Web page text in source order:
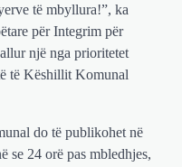
të mbyllura!”, ka
për Integrim për
një nga prioritetet
të Këshillit Komunal
do të publikohet në
se 24 orë pas mbledhjes,
sugjerojnë
për mbrojtje